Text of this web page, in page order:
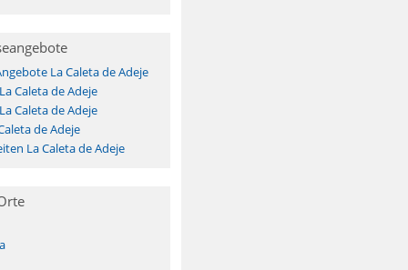
La Caleta de Adeje
Caleta de Adeje
Caleta de Adeje
de Adeje
La Caleta de Adeje